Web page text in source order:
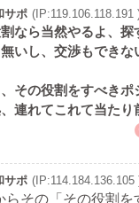
サポ (IP:119.106.118.191
なら当然やるよ、探
いし、交渉もでき
その役割をすべき
連れてこれて当たり
サポ (IP:114.184.136.105
らその「その役割を